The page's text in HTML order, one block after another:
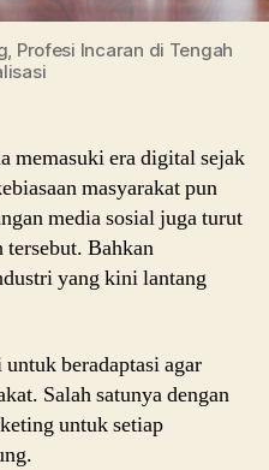
Profesi Incaran di Tengah
memasuki era digital sejak
masyarakat pun
media sosial juga turut
tersebut. Bahkan
yang kini lantang
beradaptasi agar
Salah satunya dengan
untuk setiap